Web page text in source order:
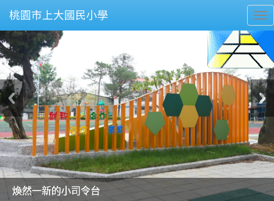
桃園市上大國民小學
美麗的操場是我們活力的來源
美麗的操場是我們活力的來源
煥然一新的小司令台
煥然一新的小司令台
富含桃園埤塘田園風光意象的中廊
富含桃園埤塘田園風光意象的中廊
嶄新的中庭廣場
嶄新的中庭廣場
水生池生生不息
水生池生生不息